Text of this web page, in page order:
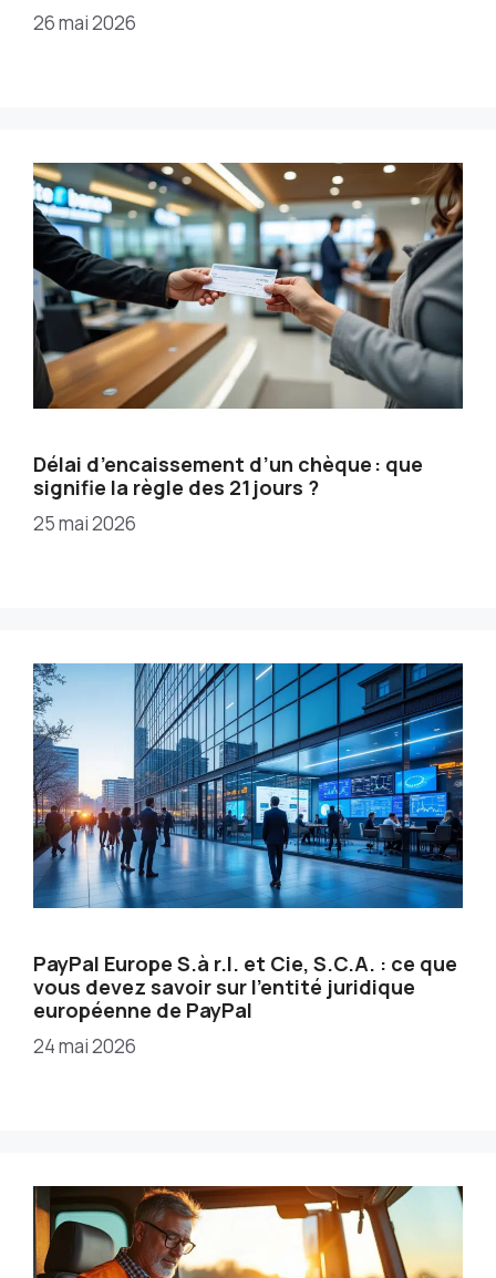
26 mai 2026
Délai d’encaissement d’un chèque : que
signifie la règle des 21 jours ?
25 mai 2026
PayPal Europe S.à r.l. et Cie, S.C.A. : ce que
vous devez savoir sur l’entité juridique
européenne de PayPal
24 mai 2026